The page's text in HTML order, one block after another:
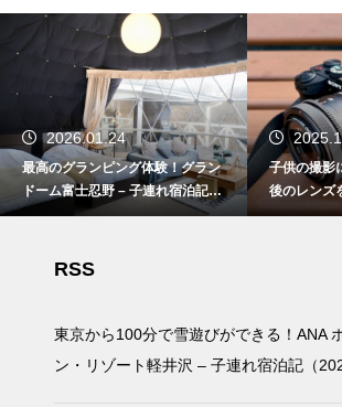
2025.11.06
子供の撮影に50mmより35mm前
後のレンズを使う機会が増えてき
た
コスパ抜群
セス・カイ
（2025年7
RSS
東京から100分で雪遊びができる！ANA
ン・リゾート軽井沢 – 子連れ宿泊記（